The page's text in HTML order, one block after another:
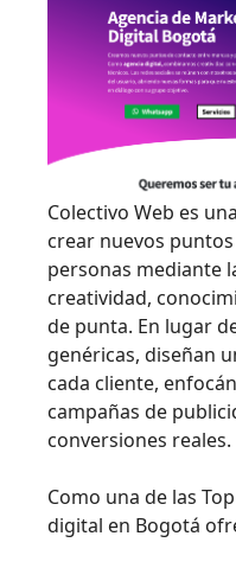
Colectivo Web es
crear nuevos
personas mediante
creatividad,
de punta. En lugar
genéricas, diseñan
cada cliente,
campañas de
conversiones reales.
Como una de las
digital en Bogotá